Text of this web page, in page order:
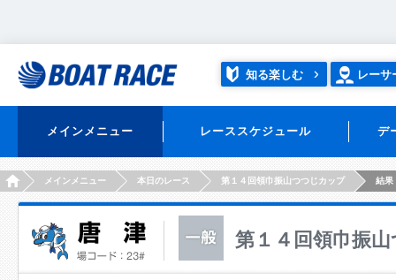
知る楽しむ レーサ
メインメニュー レーススケジュール デ
HOMEメインメニュー 本日のレース 第１４回領巾振山つつじカップ 結果
第１４回領巾振